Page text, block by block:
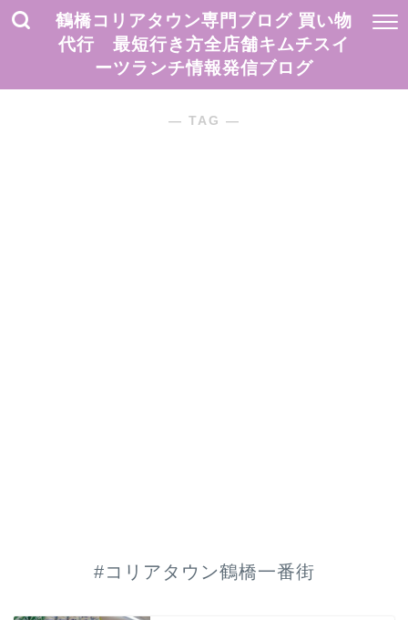
鶴橋コリアタウン専門ブログ 買い物
代行 最短行き方全店舗キムチスイ
ーツランチ情報発信ブログ
― TAG ―
#コリアタウン鶴橋一番街